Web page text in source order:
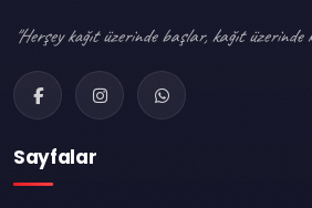
"Herşey kağıt üzerinde başlar, kağıt üzerinde
Sayfalar